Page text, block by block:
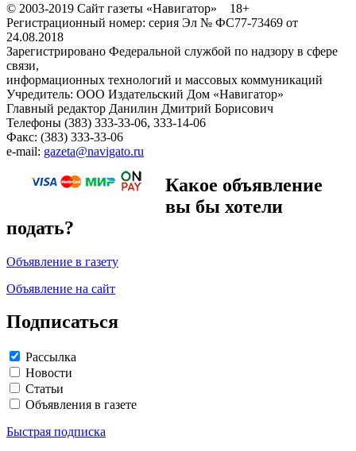
© 2003-2019 Сайт газеты «Навигатор» 18+
Регистрационный номер: серия Эл № ФС77-73469 от
24.08.2018
Зарегистрировано Федеральной службой по надзору в сфере
связи,
информационных технологий и массовых коммуникаций
Учредитель: ООО Издательский Дом «Навигатор»
Главный редактор Данилин Дмитрий Борисович
Телефоны (383) 333-33-06, 333-14-06
Факс: (383) 333-33-06
e-mail: gazeta@navigato.ru
Какое объявление
вы бы хотели
подать?
Объявление в газету
Объявление на сайт
Подписаться
Рассылка
Новости
Статьи
Объявления в газете
Быстрая подписка